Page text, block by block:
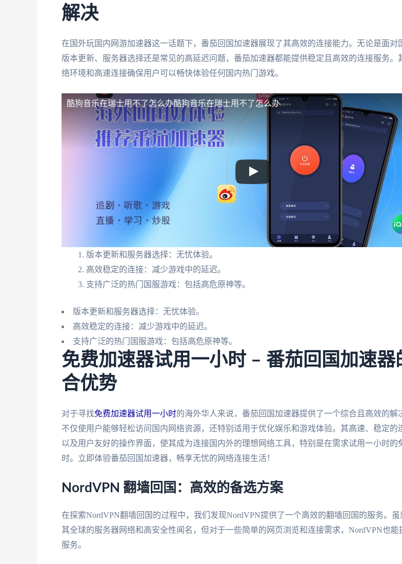
解决
在国外玩国内网游加速器这一话题下，番茄回国加速器展现了其高效的连接能力。无论是面对
版本更新、服务器选择还是常见的高延迟问题，番茄加速器都能提供稳定且高效的连接服务。
络环境和高速连接确保用户可以畅快体验任何国内热门游戏。
酷狗音乐在瑞士用不了怎么办酷狗音乐在瑞士用不了怎么办
版本更新和服务器选择：无忧体验。
高效稳定的连接：减少游戏中的延迟。
支持广泛的热门国服游戏：包括高危原神等。
版本更新和服务器选择：无忧体验。
高效稳定的连接：减少游戏中的延迟。
支持广泛的热门国服游戏：包括高危原神等。
免费加速器试用一小时 – 番茄回国加速器
合优势
对于寻找免费加速器试用一小时的海外华人来说，番茄回国加速器提供了一个综合且高效的解
不仅使用户能够轻松访问国内网络资源，还特别适用于优化娱乐和游戏体验。其高速、稳定的
以及用户友好的操作界面，使其成为连接国内外的理想网络工具，特别是在需求试用一小时的
时。立即体验番茄回国加速器，畅享无忧的网络连接生活！
NordVPN 翻墙回国：高效的备选方案
在探索NordVPN翻墙回国的过程中，我们发现NordVPN提供了一个高效的翻墙回国的服务。虽
其全球的服务器网络和高安全性闻名，但对于一些简单的网页浏览和连接需求，NordVPN也能
服务。